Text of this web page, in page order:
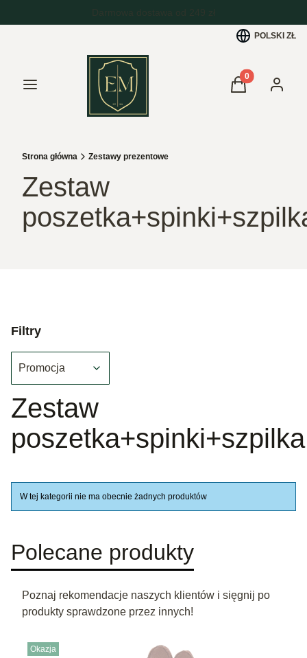
POLSKI ZŁ
Menu Produkty w
Koszyk Zaloguj
Strona główna Zestawy prezentowe
Zestaw
Filtry
Promocja
Koniec filtrów
Zestaw
poszetka+spinki+szpilka
Lista produktów
W tej kategorii nie ma obecnie żadnych produktów
Polecane produkty
Poznaj rekomendacje naszych klientów i sięgnij po
produkty sprawdzone przez innych!
Okazja